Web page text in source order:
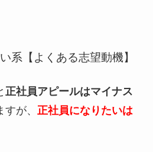
系【よくある志望動機】
正社員アピールはマイナス
が、 正社員になりたいは